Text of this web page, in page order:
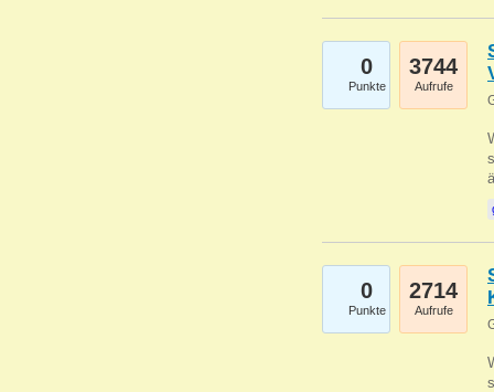
0
Punkte
3744
Aufrufe
0
Punkte
2714
Aufrufe